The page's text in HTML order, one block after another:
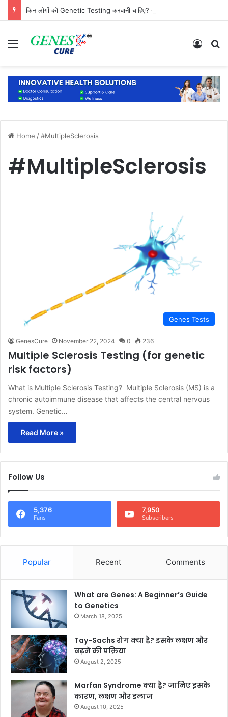
Menu Log In
Home /#MultipleSclerosis
#MultipleSclerosis
Genes Tests
GenesCure November 22, 2024 0 236
Multiple Sclerosis Testing (for genetic
risk factors)
What is Multiple Sclerosis Testing? Multiple Sclerosis (MS) is a
chronic autoimmune disease that affects the central nervous
system. Genetic…
Read More »
Follow Us
5,376
Fans
7,950
Subscribers
Popular Recent Comments
What are Genes: A Beginner’s Guide
to Genetics
March 18, 2025
Tay-Sachs रोग क्या है? इसके लक्षण और
बढ़ने की प्रक्रिया
August 2, 2025
Marfan Syndrome क्या है? जानिए इसके
कारण, लक्षण और इलाज
August 10, 2025